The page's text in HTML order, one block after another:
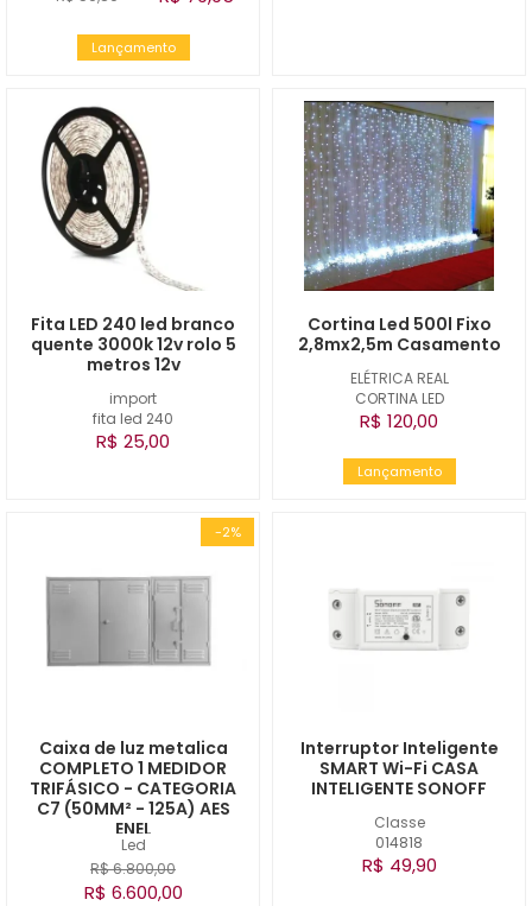
Lançamento
import
fita led 240
Fita LED 240 led branco
quente 3000k 12v rolo 5
metros 12v
R$ 25,00
ELÉTRICA REAL
CORTINA LED
Cortina Led 500l Fixo
2,8mx2,5m Casamento
R$ 120,00
Lançamento
-2%
Led
Caixa de luz metalica
COMPLETO 1 MEDIDOR
TRIFÁSICO - CATEGORIA
C7 (50MM² - 125A) AES
ENEL
R$ 6.800,00
R$ 6.600,00
Classe
014818
Interruptor Inteligente
SMART Wi-Fi CASA
INTELIGENTE SONOFF
R$ 49,90